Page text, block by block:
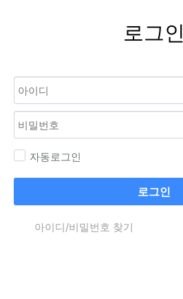
로그인
자동로그인
로그인
아이디/비밀번호 찾기